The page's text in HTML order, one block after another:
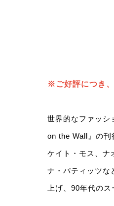
※ご好評につき
世界的なファッシ
on the Wall』の刊
ケイト・モス、ナ
ナ・パティッツな
上げ、90年代の